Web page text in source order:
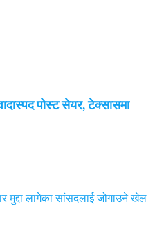
पोस्ट सेयर, टेक्सासमा